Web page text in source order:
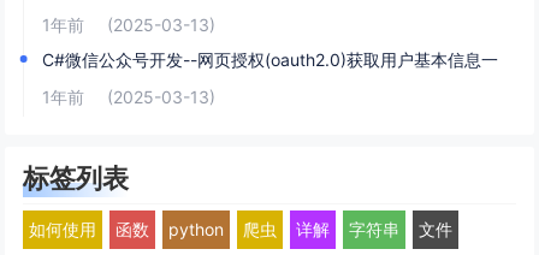
1年前
(2025-03-13)
C#微信公众号开发--网页授权(oauth2.0)获取用户基本信息一
1年前
(2025-03-13)
标签列表
如何使用 函数 python 爬虫 详解 字符串 文件